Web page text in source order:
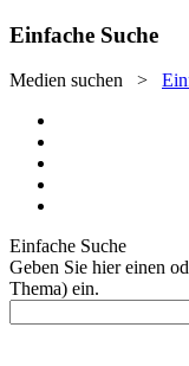
Einfache Suche
Medien suchen >
Einfache Suche
Geben Sie hier einen
Thema) ein.